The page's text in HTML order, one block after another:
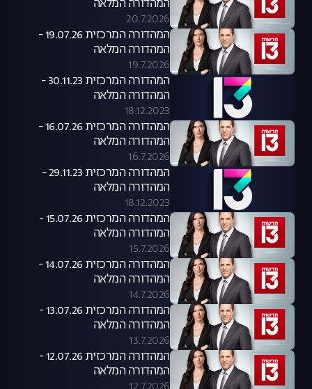
המהדורה המלאה
20.7.2026
המהדורה המרכזית 19.07.26 -
המהדורה המלאה
19.7.2026
המהדורה המרכזית 30.11.23 -
המהדורה המלאה
18.12.2023
המהדורה המרכזית 16.07.26 -
המהדורה המלאה
16.7.2026
המהדורה המרכזית 29.11.23 -
המהדורה המלאה
18.12.2023
המהדורה המרכזית 15.07.26 -
המהדורה המלאה
15.7.2026
המהדורה המרכזית 14.07.26 -
המהדורה המלאה
14.7.2026
המהדורה המרכזית 13.07.26 -
המהדורה המלאה
13.7.2026
המהדורה המרכזית 12.07.26 -
המהדורה המלאה